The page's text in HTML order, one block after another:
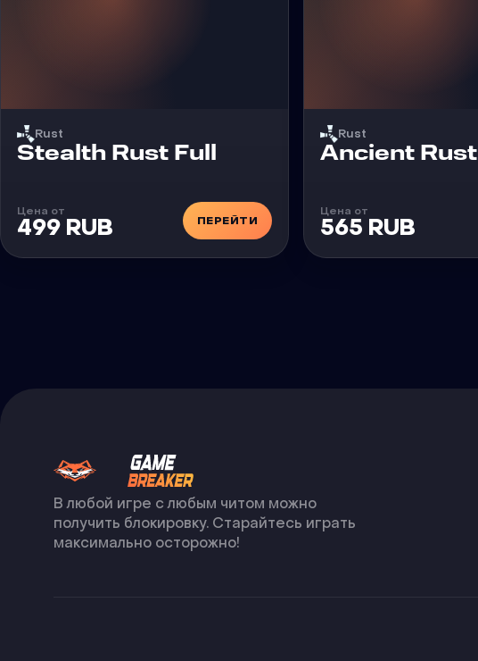
Rust
Чит
Stealth Rust Full
Цена от
499 RUB ПЕРЕЙТИ
Rust
Чит
Ancient Rust
Цена от
565 RUB
В любой игре с любым читом можно
получить блокировку. Старайтесь играть
максимально осторожно!